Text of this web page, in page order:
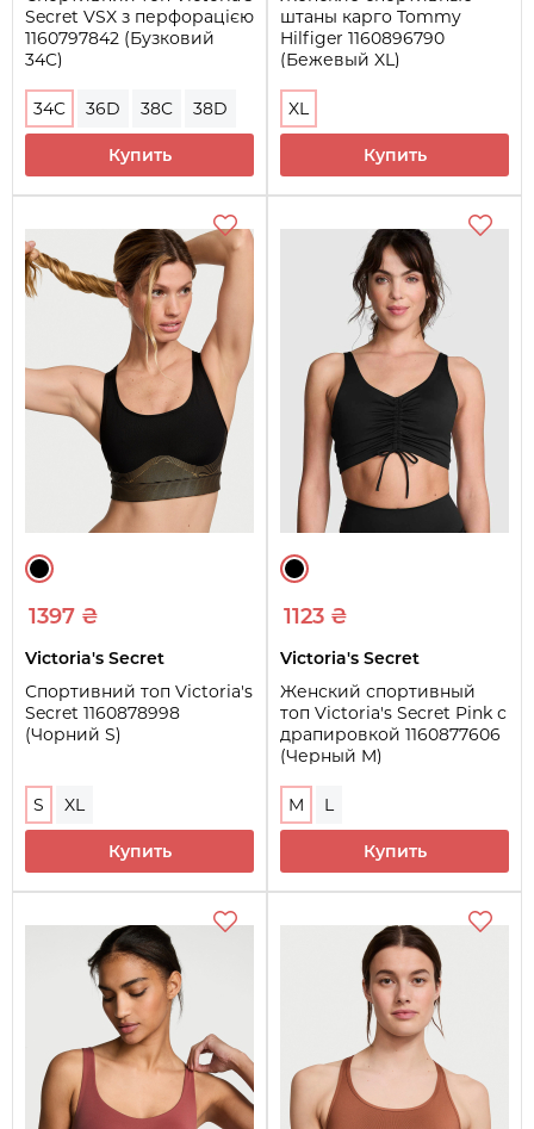
Secret VSX з перфорацією
1160797842 (Бузковий
34C)
34C 36D 38C 38D
Купить
штаны карго Tommy
Hilfiger 1160896790
(Бежевый XL)
XL
Купить
1397 ₴
Victoria's Secret
Спортивний топ Victoria's
Secret 1160878998
(Чорний S)
S XL
Купить
1123 ₴
Victoria's Secret
Женский спортивный
топ Victoria's Secret Pink с
драпировкой 1160877606
(Черный M)
M L
Купить